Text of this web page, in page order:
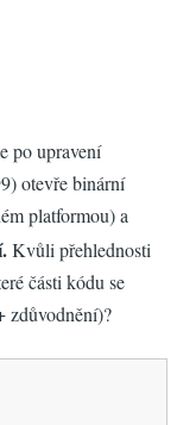
po upravení
otevře binární
platformou) a
Kvůli přehlednosti
části kódu se
zdůvodnění)?